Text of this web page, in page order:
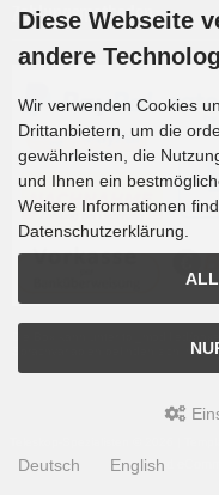
Zahlungsmethoden
Sprachvariablen befinden sich in
modified
Diese Webseite
andere
Wir verwenden Cookies
Drittanbietern, um die
gewährleisten, die
und Ihnen ein
Weitere Informationen
Datenschutzerklärung.
Deutsch English